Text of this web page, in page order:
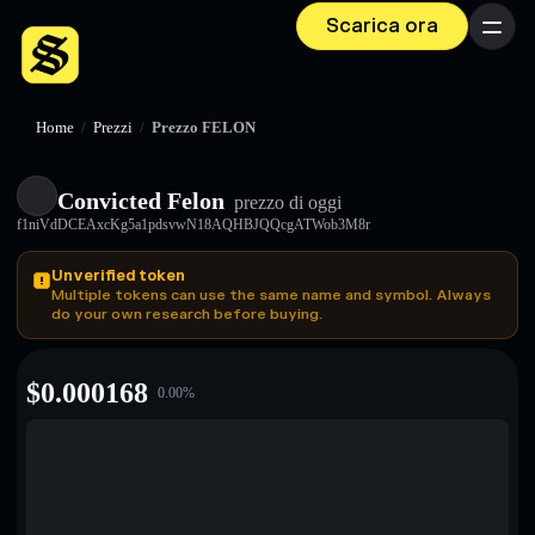
Scarica ora Menu
Home / Prezzi / Prezzo FELON
Convicted Felon prezzo di oggi
f1niVdDCEAxcKg5a1pdsvwN18AQHBJQQcgATWob3M8r
Unverified token
Multiple tokens can use the same name and symbol. Always
do your own research before buying.
$0.000168 0.00%